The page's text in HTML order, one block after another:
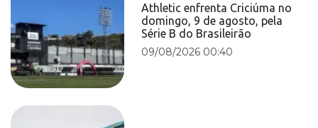
Athletic enfrenta Criciúma no
domingo, 9 de agosto, pela
Série B do Brasileirão
09/08/2026 00:40